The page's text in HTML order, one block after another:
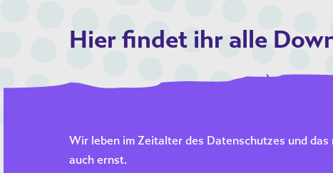
Hier findet ihr alle
Wir leben im Zeitalter des Datenschutzes und das
auch ernst.